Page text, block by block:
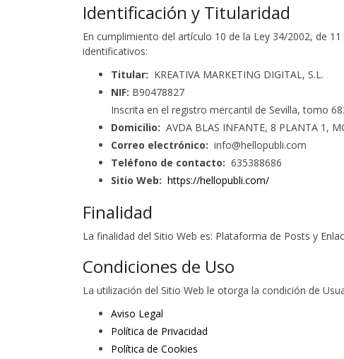
Identificación y Titularidad
En cumplimiento del artículo 10 de la Ley 34/2002, de
identificativos:
Titular: KREATIVA MARKETING DIGITAL, S.L.
NIF: B90478827
Inscrita en el registro mercantil de Sevilla, tomo
Domicilio: AVDA BLAS INFANTE, 8 PLANTA 1,
Correo electrónico: info@hellopubli.com
Teléfono de contacto: 635388686
Sitio Web: https://hellopubli.com/
Finalidad
La finalidad del Sitio Web es: Plataforma de Posts y
Condiciones de Uso
La utilización del Sitio Web le otorga la condición de
Aviso Legal
Política de Privacidad
Política de Cookies